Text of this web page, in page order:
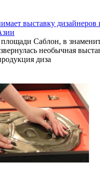
выставку дизайнеров
Саблон, в
необычная
диза